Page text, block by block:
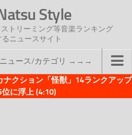
Style
トリーミング等音楽ランキング
ニュースサイト
ュース/カテゴリ →→→
ナクション「怪獣」14ランクアップ
に浮上 (4:10)